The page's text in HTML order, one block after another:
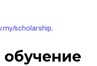
scholarship.